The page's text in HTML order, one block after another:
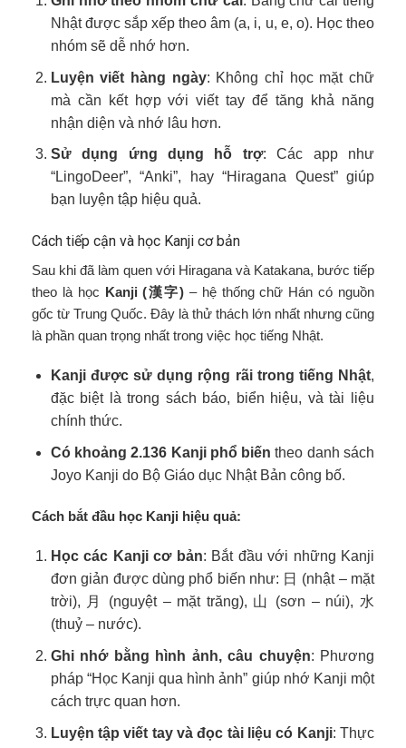
Nhật được sắp xếp theo âm (a, i, u, e, o). Học theo
nhóm sẽ dễ nhớ hơn.
Luyện viết hàng ngày: Không chỉ học mặt chữ
mà cần kết hợp với viết tay để tăng khả năng
nhận diện và nhớ lâu hơn.
Sử dụng ứng dụng hỗ trợ: Các app như
“LingoDeer”, “Anki”, hay “Hiragana Quest” giúp
bạn luyện tập hiệu quả.
Cách tiếp cận và học Kanji cơ bản
Sau khi đã làm quen với Hiragana và Katakana, bước tiếp
theo là học Kanji (漢字) – hệ thống chữ Hán có nguồn
gốc từ Trung Quốc. Đây là thử thách lớn nhất nhưng cũng
là phần quan trọng nhất trong việc học tiếng Nhật.
Kanji được sử dụng rộng rãi trong tiếng Nhật,
đặc biệt là trong sách báo, biển hiệu, và tài liệu
chính thức.
Có khoảng 2.136 Kanji phổ biến theo danh sách
Joyo Kanji do Bộ Giáo dục Nhật Bản công bố.
Cách bắt đầu học Kanji hiệu quả:
Học các Kanji cơ bản: Bắt đầu với những Kanji
đơn giản được dùng phổ biến như: 日 (nhật – mặt
trời), 月 (nguyệt – mặt trăng), 山 (sơn – núi), 水
(thuỷ – nước).
Ghi nhớ bằng hình ảnh, câu chuyện: Phương
pháp “Học Kanji qua hình ảnh” giúp nhớ Kanji một
cách trực quan hơn.
Luyện tập viết tay và đọc tài liệu có Kanji: Thực